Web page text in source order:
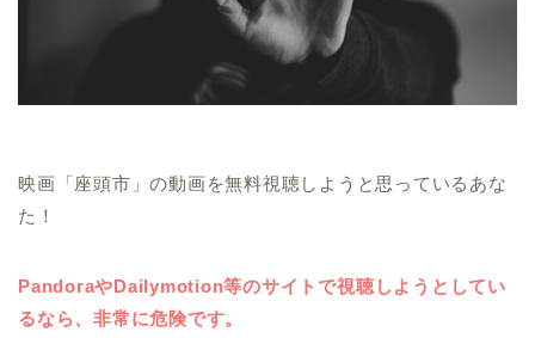
映画「座頭市」の動画を無料視聴しようと思っているあな
た！
PandoraやDailymotion等のサイトで視聴しようとしてい
るなら、非常に危険です。